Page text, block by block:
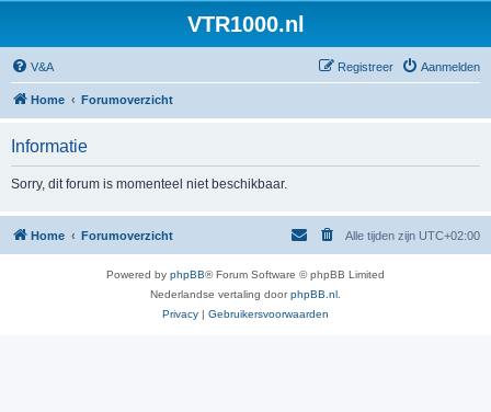
VTR1000.nl
V&A Aanmelden
Registreer
Home Forumoverzicht
Informatie
Sorry, dit forum is momenteel niet beschikbaar.
Home Forumoverzicht Alle tijden zijn UTC+02:00
Powered by phpBB® Forum Software © phpBB Limited
Nederlandse vertaling doorphpBB.nl
Privacy | Gebruikersvoorwaarden